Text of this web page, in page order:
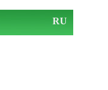
RU